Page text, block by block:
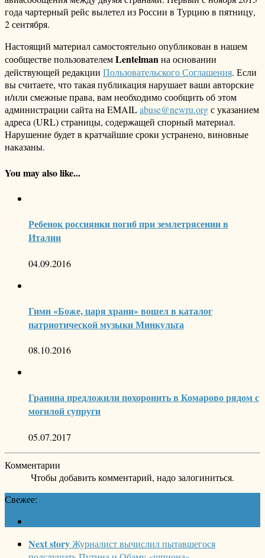
года чартерный рейс вылетел из России в Турцию в пятницу,
2 сентября.
Настоящий материал самостоятельно опубликован в нашем
сообществе пользователемLentelmanна основании
действующей редакции Пользовательского Соглашения. Если
вы считаете, что такая публикация нарушает ваши авторские
и/или смежные права, вам необходимо сообщить об этом
администрации сайта на EMAILabuse@newru.orgс указанием
адреса (URL) страницы, содержащей спорный материал.
Нарушение будет в кратчайшие сроки устранено, виновные
наказаны.
You may also like...
Ребенок россиянки погиб при землетрясении в
Италии
04.09.2016
Гимн «Боже, царя храни» вошел в каталог
патриотической музыки Минкульта
08.10.2016
Гранина предложили похоронить в Комарово рядом с
могилой супруги
05.07.2017
Комментарии
Чтобы добавить комментарий, надо залогиниться.
Свежее:
Next storyЖурналист вычислил пытавшегося